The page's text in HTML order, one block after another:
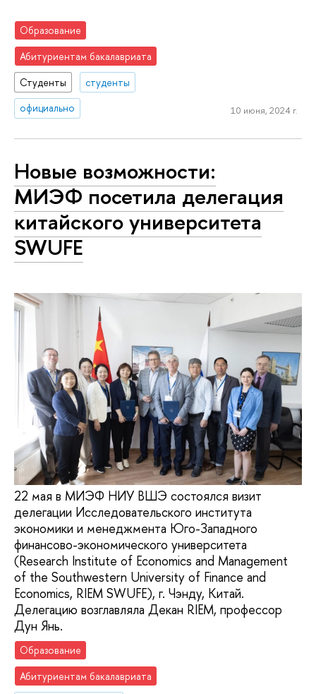
Образование
Абитуриентам бакалавриата
Студенты
студенты
официально
10 июня, 2024 г.
Новые возможности:
МИЭФ посетила делегация
китайского университета
SWUFE
22 мая в МИЭФ НИУ ВШЭ состоялся визит
делегации Исследовательского института
экономики и менеджмента Юго-Западного
финансово-экономического университета
(Research Institute of Economics and Management
of the Southwestern University of Finance and
Economics, RIEM SWUFE), г. Чэнду, Китай.
Делегацию возглавляла Декан RIEM, профессор
Дун Янь.
Образование
Абитуриентам бакалавриата